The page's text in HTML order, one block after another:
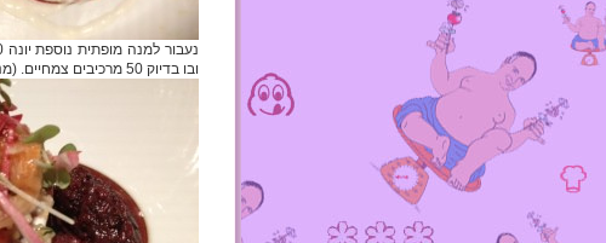
ובו בדיוק 50 מרכיבים צמחיים. (מנה שאמורה להביא את השלום…).